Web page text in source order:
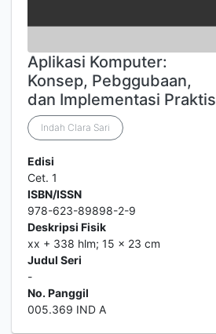
Aplikasi Komputer:
Konsep, Pebggubaan,
dan Implementasi Praktis
Indah Clara Sari
Edisi
Cet. 1
ISBN/ISSN
978-623-89898-2-9
Deskripsi Fisik
xx + 338 hlm; 15 x 23 cm
Judul Seri
-
No. Panggil
005.369 IND A